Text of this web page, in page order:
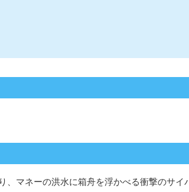
マネーの洪水に箱舟を浮かべる衝撃のサイ